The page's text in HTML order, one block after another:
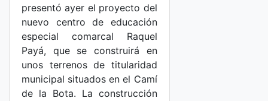
presentó ayer el proyecto del
nuevo centro de educación
especial comarcal Raquel
Payá, que se construirá en
unos terrenos de titularidad
municipal situados en el Camí
de la Bota. La construcción